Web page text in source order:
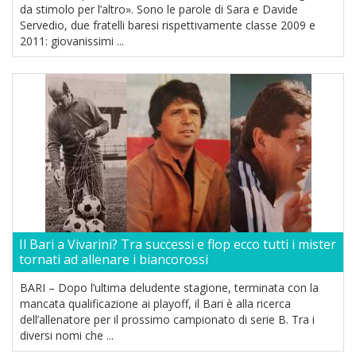
da stimolo per l’altro». Sono le parole di Sara e Davide
Servedio, due fratelli baresi rispettivamente classe 2009 e
2011: giovanissimi ...
Il Bari a Vivarini? Tra successi e flop ecco tutti i mister
tornati ad allenare i biancorossi
BARI – Dopo l’ultima deludente stagione, terminata con la
mancata qualificazione ai playoff, il Bari è alla ricerca
dell’allenatore per il prossimo campionato di serie B. Tra i
diversi nomi che ...